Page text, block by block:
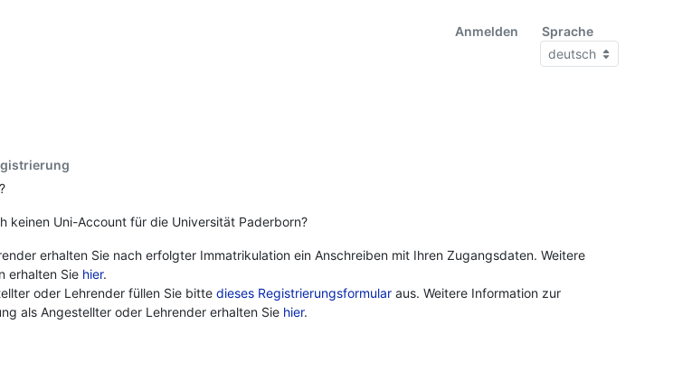
Anmelden Sprache
keinen Uni-Account für die Universität Paderborn?
erhalten Sie nach erfolgter Immatrikulation ein Anschreiben mit Ihren Zugangsdaten. Weitere
erhalten Sie hier.
oder Lehrender füllen Sie bitte dieses Registrierungsformular aus. Weitere Information zur
als Angestellter oder Lehrender erhalten Sie hier.